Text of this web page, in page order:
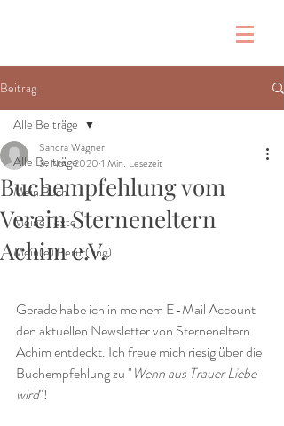
Beitrag
Alle Beiträge
Mein Buch
Meine Texte
Mein(e) Beruf(ung)
Alle Beiträge
Buchempfehlung vom
Verein Sterneneltern
Achim e.V.
Sandra Wagner
3. Nov. 2020 1 Min. Lesezeit
Gerade habe ich in meinem E-Mail Account
den aktuellen Newsletter von Sterneneltern
Achim entdeckt. Ich freue mich riesig über die
Buchempfehlung zu "Wenn aus Trauer Liebe
wird"!